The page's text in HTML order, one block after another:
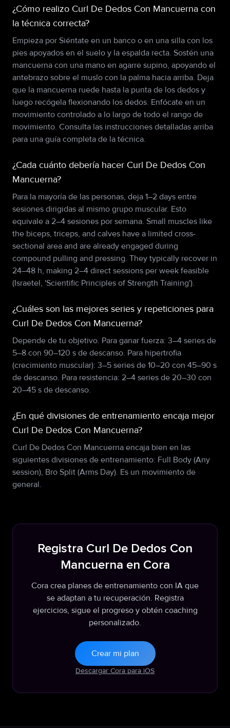
¿Cómo realizo Curl De Dedos Con Mancuerna con
la técnica correcta?
Empieza por Siéntate en un banco o en una silla con los
pies apoyados en el suelo y la espalda recta. Sostén una
mancuerna con una mano en agarre supino, apoyando el
antebrazo sobre el muslo con la palma hacia arriba. Deja
que la mancuerna ruede hasta la punta de los dedos y
luego recógela flexionando los dedos. Enfócate en un
movimiento controlado a lo largo de todo el rango de
movimiento. Consulta las instrucciones detalladas arriba
para una guía completa de la técnica.
¿Cada cuánto debería hacer Curl De Dedos Con
Mancuerna?
Para la mayoría de las personas, deja 1–2 days entre
sesiones dirigidas al mismo grupo muscular. Esto
equivale a 2–4 sesiones por semana. Small muscles like
the biceps, triceps, and calves have a limited cross-
sectional area and are already engaged during
compound pulling and pressing. They typically recover in
24–48 h, making 2–4 direct sessions per week feasible
(Israetel, 'Scientific Principles of Strength Training').
¿Cuáles son las mejores series y repeticiones para
Curl De Dedos Con Mancuerna?
Depende de tu objetivo. Para ganar fuerza: 3–4 series de
5–8 con 90–120 s de descanso. Para hipertrofia
(crecimiento muscular): 3–5 series de 10–20 con 45–90 s
de descanso. Para resistencia: 2–4 series de 20–30 con
20–45 s de descanso.
¿En qué divisiones de entrenamiento encaja mejor
Curl De Dedos Con Mancuerna?
Curl De Dedos Con Mancuerna encaja bien en las
siguientes divisiones de entrenamiento: Full Body (Any
session), Bro Split (Arms Day). Es un movimiento de
general.
Registra Curl De Dedos Con
Mancuerna en Cora
Cora crea planes de entrenamiento con IA que
se adaptan a tu recuperación. Registra
ejercicios, sigue el progreso y obtén coaching
personalizado.
Crear mi plan
Descargar Cora para iOS